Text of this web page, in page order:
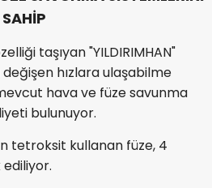
taşıyan "YILDIRIMHAN"
hızlara ulaşabilme
hava ve füze savunma
bulunuyor.
tetroksit​​​​​​​ kullanan füze, 4